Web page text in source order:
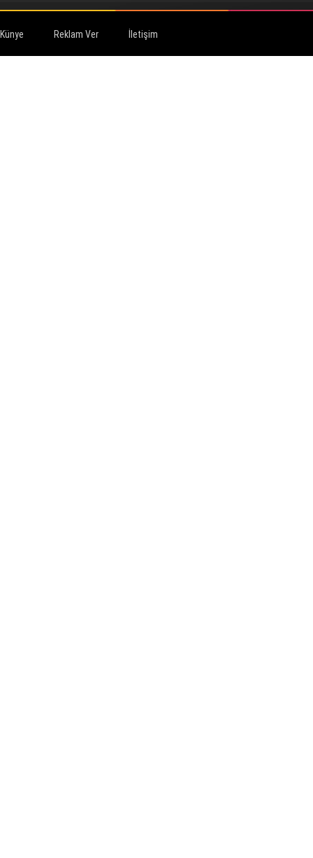
Künye Reklam Ver İletişim